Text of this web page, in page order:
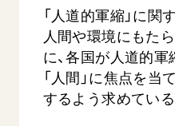
初代会長・牧口常三郎先
第2代会長・戸田城聖先生
第3代会長・池田大作先生
友人葬
彼岸
音楽活動
展示活動
教育本部の活動
図書贈呈
創価学会 社会憲章
組織・機構
会長・理事長・各部長の紹介
座談会御書ｅ講義
小説『新・人間革命』『人間
御書検索［新版］
関連リンク
創価学会総本部
墓地公園・納骨堂
ご意見
「人道的軍縮」に関
人間や環境にもた
に、各国が人道的軍
「人間」に焦点を
するよう求めている